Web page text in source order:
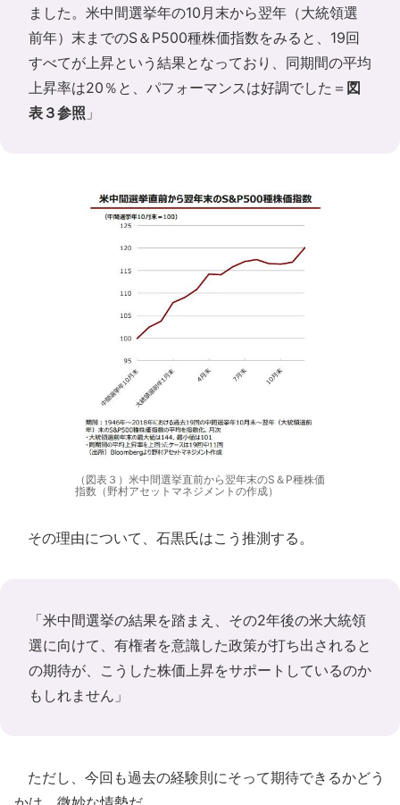
ました。米中間選挙年の10月末から翌年（大統領選
前年）末までのS＆P500種株価指数をみると、19回
すべてが上昇という結果となっており、同期間の平均
上昇率は20％と、パフォーマンスは好調でした＝ 図
表３参照 」
（図表３）米中間選挙直前から翌年末のS＆P種株価
指数（野村アセットマネジメントの作成）
その理由について、石黒氏はこう推測する。
「米中間選挙の結果を踏まえ、その2年後の米大統領
選に向けて、有権者を意識した政策が打ち出されると
の期待が、こうした株価上昇をサポートしているのか
もしれません」
ただし、今回も過去の経験則にそって期待できるかどう